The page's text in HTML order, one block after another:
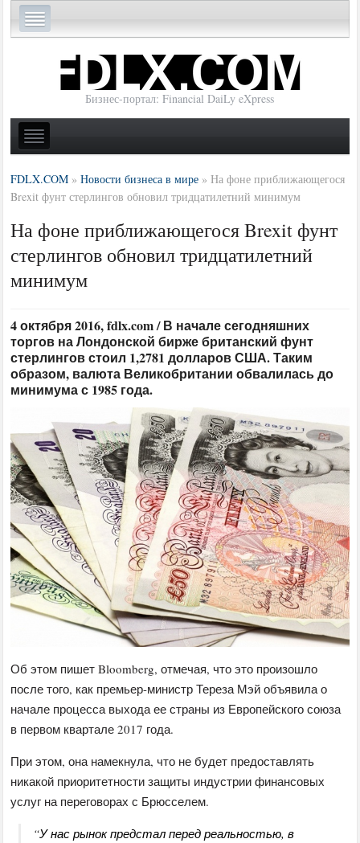
Бизнес-портал: Financial DaiLy eXpress
FDLX.COM »Новости бизнеса в мире »На фоне приближающегося
Brexit фунт стерлингов обновил тридцатилетний минимум
На фоне приближающегося Brexit фунт
стерлингов обновил тридцатилетний
минимум
4 октября 2016, fdlx.com / В начале сегодняшних
торгов на Лондонской бирже британский фунт
стерлингов стоил 1,2781 долларов США. Таким
образом, валюта Великобритании обвалилась до
минимума с 1985 года.
Об этом пишет Bloomberg, отмечая, что это произошло
после того, как премьер-министр Тереза Мэй объявила о
начале процесса выхода ее страны из Европейского союза
в первом квартале 2017 года.
При этом, она намекнула, что не будет предоставлять
никакой приоритетности защиты индустрии финансовых
услуг на переговорах с Брюсселем.
“У нас рынок предстал перед реальностью, в